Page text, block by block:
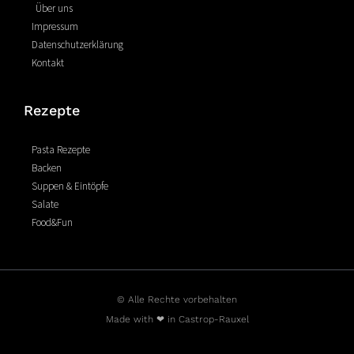
o
k
-
f
s
t
Über uns
Impressum
Datenschutzerklärung
Kontakt
Rezepte
Pasta Rezepte
Backen
Suppen & Eintöpfe
Salate
Food&Fun
© Alle Rechte vorbehalten
Made with ❤ in Castrop-Rauxel